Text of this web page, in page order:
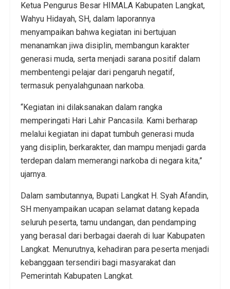
Ketua Pengurus Besar HIMALA Kabupaten Langkat,
Wahyu Hidayah, SH, dalam laporannya
menyampaikan bahwa kegiatan ini bertujuan
menanamkan jiwa disiplin, membangun karakter
generasi muda, serta menjadi sarana positif dalam
membentengi pelajar dari pengaruh negatif,
termasuk penyalahgunaan narkoba.
“Kegiatan ini dilaksanakan dalam rangka
memperingati Hari Lahir Pancasila. Kami berharap
melalui kegiatan ini dapat tumbuh generasi muda
yang disiplin, berkarakter, dan mampu menjadi garda
terdepan dalam memerangi narkoba di negara kita,”
ujarnya.
Dalam sambutannya, Bupati Langkat H. Syah Afandin,
SH menyampaikan ucapan selamat datang kepada
seluruh peserta, tamu undangan, dan pendamping
yang berasal dari berbagai daerah di luar Kabupaten
Langkat. Menurutnya, kehadiran para peserta menjadi
kebanggaan tersendiri bagi masyarakat dan
Pemerintah Kabupaten Langkat.